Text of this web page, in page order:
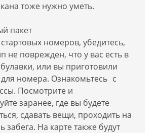
тоже нужно уметь.
пакет
номеров, убедитесь,
не поврежден, что у вас есть в
или вы приготовили
номера. Ознакомьтесь с
Посмотрите и
заранее, где вы будете
сдавать вещи, проходить на
забега. На карте также будут